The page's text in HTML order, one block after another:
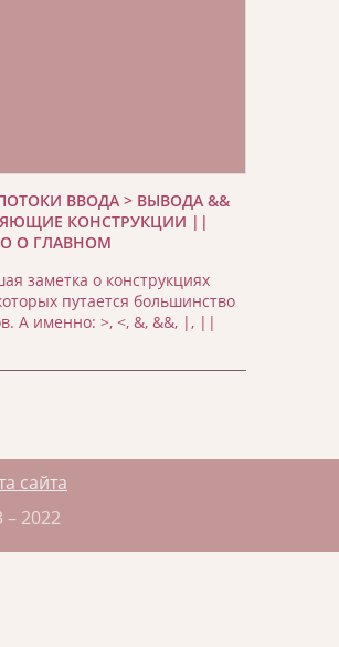
ПОТОКИ ВВОДА > ВЫВОДА &&
КОНСТРУКЦИИ ||
О ГЛАВНОМ
заметка о конструкциях
путается большинство
А именно: >, <, &, &&, |, ||
сайта
2022